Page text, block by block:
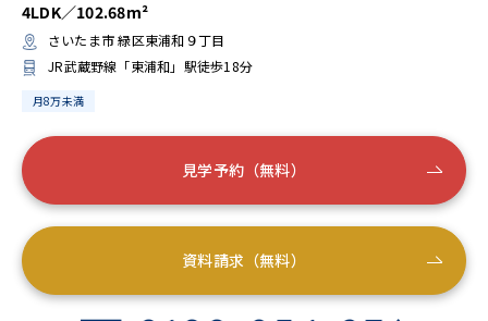
4LDK／102.68m²
さいたま市 緑区東浦和９丁目
JR武蔵野線「東浦和」駅徒歩18分
月8万未満
見学予約（無料）
資料請求（無料）